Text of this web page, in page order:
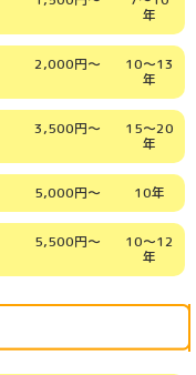
年
2,000円～
10～13
年
3,500円～
15～20
年
5,000円～ 10年
5,500円～
10～12
年